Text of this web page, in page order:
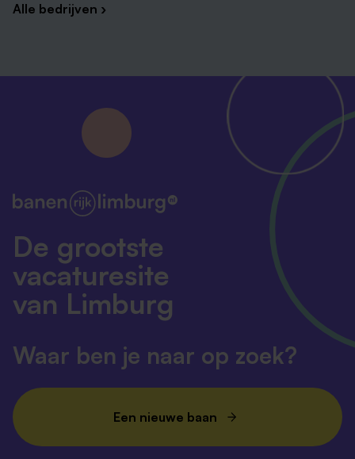
Alle bedrijven ›
De grootste
vacaturesite
van Limburg
Waar ben je naar op zoek?
Een nieuwe baan